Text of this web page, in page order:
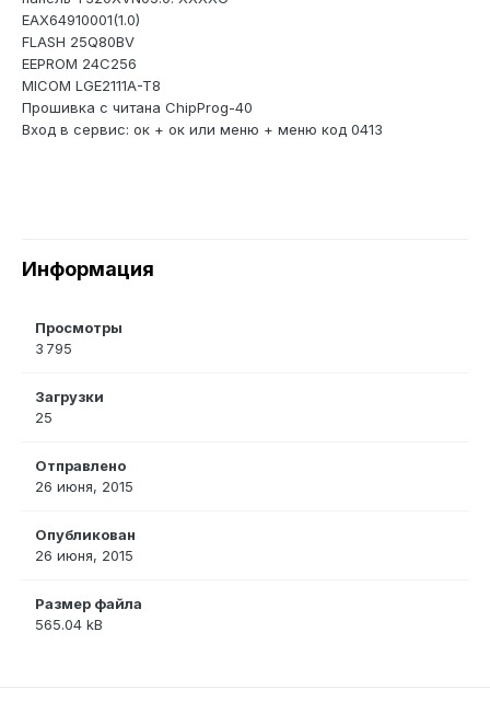
EAX64910001(1.0)
FLASH 25Q80BV
EEPROM 24C256
MICOM LGE2111A-T8
Прошивка с читана ChipProg-40
Вход в сервис: ок + ок или меню + меню код 0413
Информация
Просмотры
3 795
Загрузки
25
Отправлено
26 июня, 2015
Опубликован
26 июня, 2015
Размер файла
565.04 kB